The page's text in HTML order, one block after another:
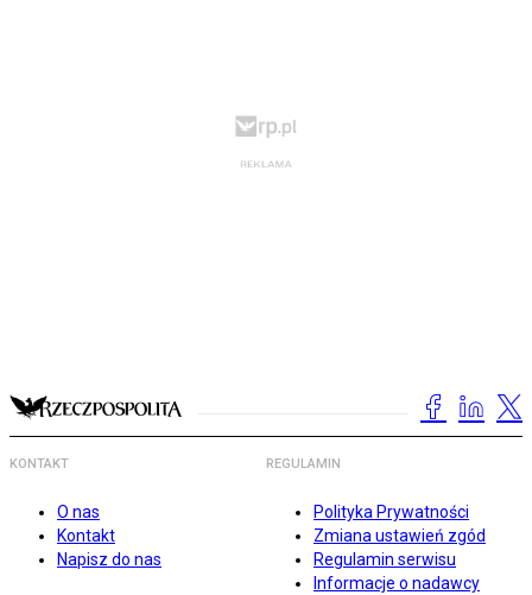
KONTAKT
O nas
Kontakt
Napisz do nas
REGULAMIN
Polityka Prywatności
Zmiana ustawień zgód
Regulamin serwisu
Informacje o nadawcy